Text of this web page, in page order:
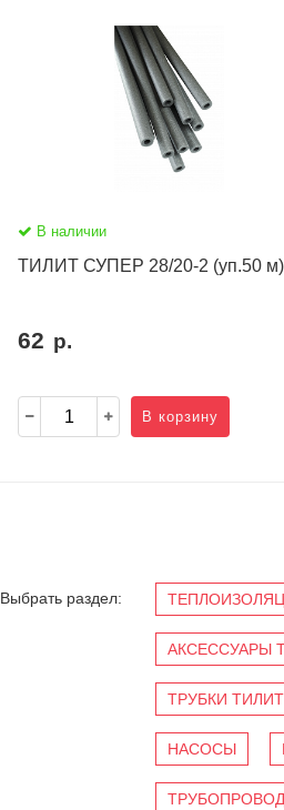
В наличии
ТИЛИТ СУПЕР 28/20-2 (уп.50 м)
62 р.
В корзину
Выбрать раздел:
АКСЕССУАРЫ
ТРУБКИ
НАСОСЫ